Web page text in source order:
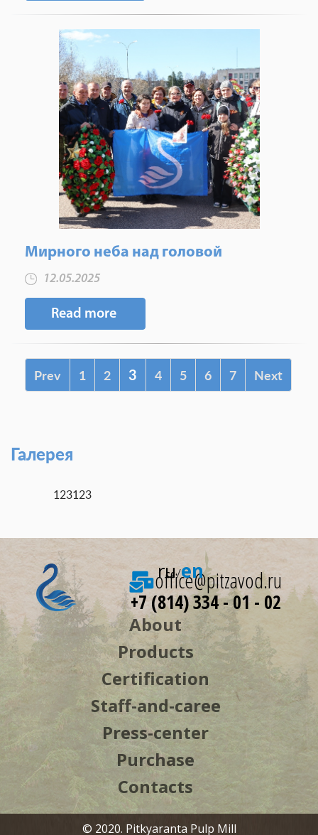
Мирного неба над головой
12.05.2025
Read more
Prev 1 2 3 4 5 6 7 Next
Галерея
123123
office@pitzavod.ru
+7 (814) 334 - 01 - 02
ru/en
About
Products
Certification
Staff-and-caree
Press-center
Purchase
Contacts
© 2020. Pitkyaranta Pulp Mill